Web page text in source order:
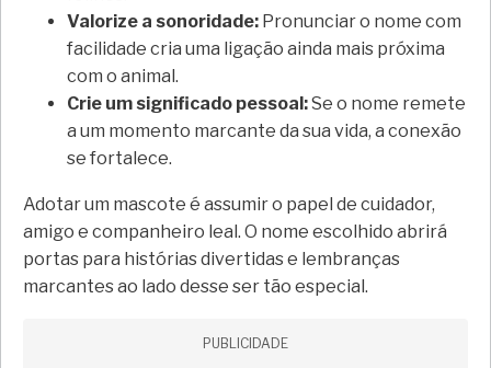
Valorize a sonoridade: Pronunciar o nome com
facilidade cria uma ligação ainda mais próxima
com o animal.
Crie um significado pessoal:Se o nome remete
a um momento marcante da sua vida, a conexão
se fortalece.
Adotar um mascote é assumir o papel de cuidador,
amigo e companheiro leal. O nome escolhido abrirá
portas para histórias divertidas e lembranças
marcantes ao lado desse ser tão especial.
PUBLICIDADE